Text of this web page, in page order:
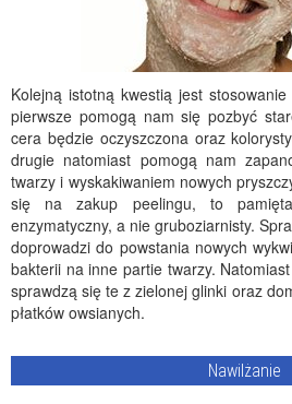
Kolejną istotną kwestią jest
pierwsze pomogą nam się pozbyć
cera będzie oczyszczona oraz
drugie natomiast pomogą nam
twarzy i wyskakiwaniem nowych
się na zakup peelingu, to
enzymatyczny, a nie gruboziarnisty.
doprowadzi do powstania nowych
bakterii na inne partie twarzy.
sprawdzą się te z zielonej glinki oraz
płatków owsianych.
Nawilżanie